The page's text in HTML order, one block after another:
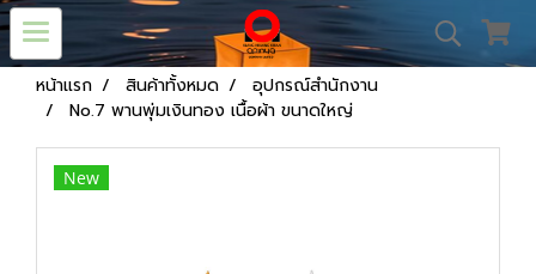
หน้าแรก สินค้าทั้งหมด
อุปกรณ์สำนักงาน
No.7 พานพุ่มเงินทอง เนื้อผ้า ขนาดใหญ่
New